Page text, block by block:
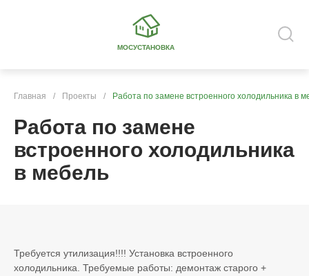
МОСУСТАНОВКА
Главная / Проекты / Работа по замене встроенного холодильника в
Работа по замене
встроенного холодильника
в мебель
Требуется утилизация!!!! Установка встроенного
холодильника. Требуемые работы: демонтаж старого +